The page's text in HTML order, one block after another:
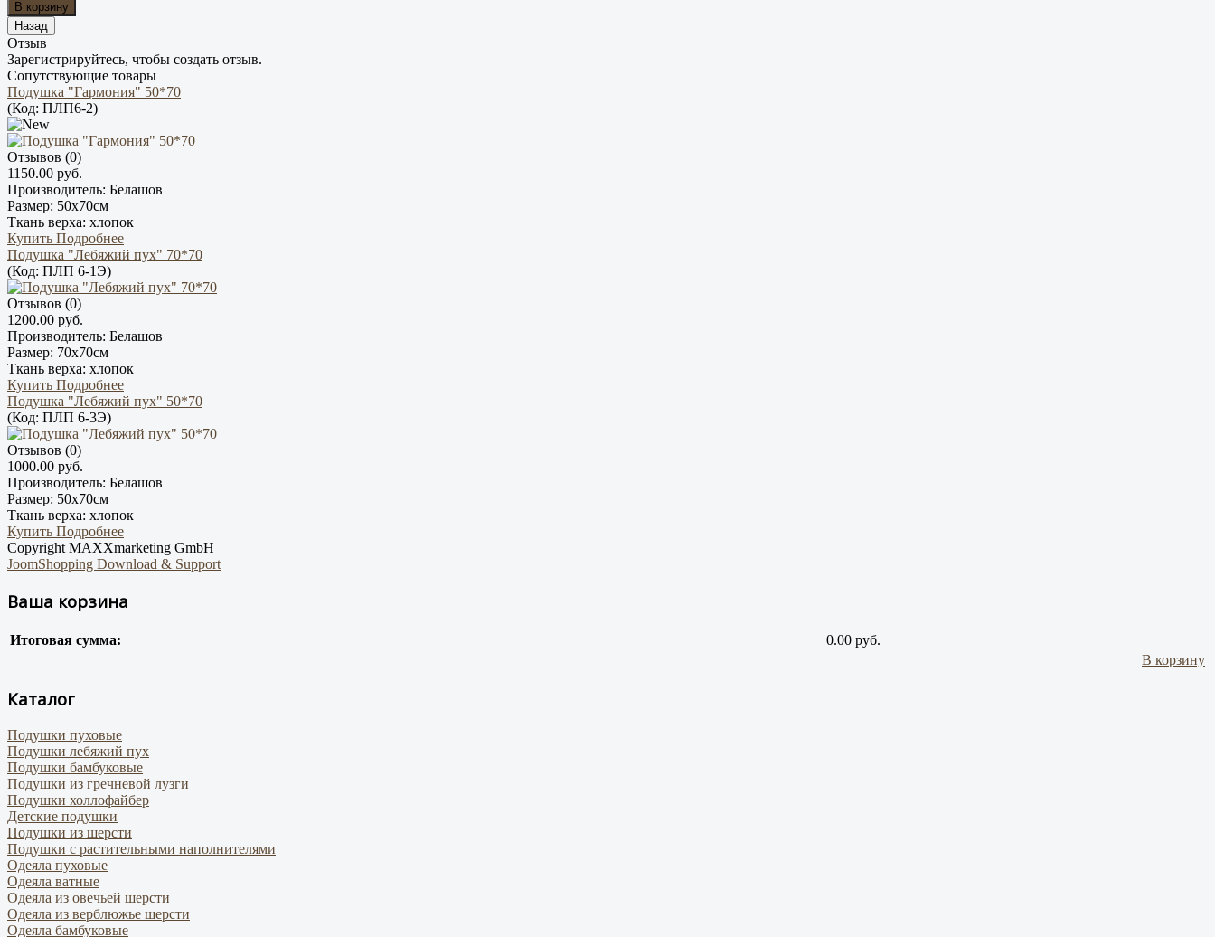
Отзыв
Зарегистрируйтесь, чтобы создать отзыв.
Сопутствующие товары
Подушка "Гармония" 50*70
(Код: ПЛП6-2)
Отзывов (0)
1150.00 руб.
Производитель: Белашов
Размер: 50х70см
Ткань верха: хлопок
Купить Подробнее
Подушка "Лебяжий пух" 70*70
(Код: ПЛП 6-1Э)
Отзывов (0)
1200.00 руб.
Производитель: Белашов
Размер: 70х70см
Ткань верха: хлопок
Купить Подробнее
Подушка "Лебяжий пух" 50*70
(Код: ПЛП 6-3Э)
Отзывов (0)
1000.00 руб.
Производитель: Белашов
Размер: 50х70см
Ткань верха: хлопок
Купить Подробнее
Copyright MAXXmarketing GmbH
JoomShopping Download & Support
Ваша корзина
Итоговая сумма:
0.00 руб.
В корзину
Каталог
Подушки пуховые
Подушки лебяжий пух
Подушки бамбуковые
Подушки из гречневой лузги
Подушки холлофайбер
Детские подушки
Подушки из шерсти
Подушки с растительными наполнителями
Одеяла пуховые
Одеяла ватные
Одеяла из овечьей шерсти
Одеяла из верблюжье шерсти
Одеяла бамбуковые